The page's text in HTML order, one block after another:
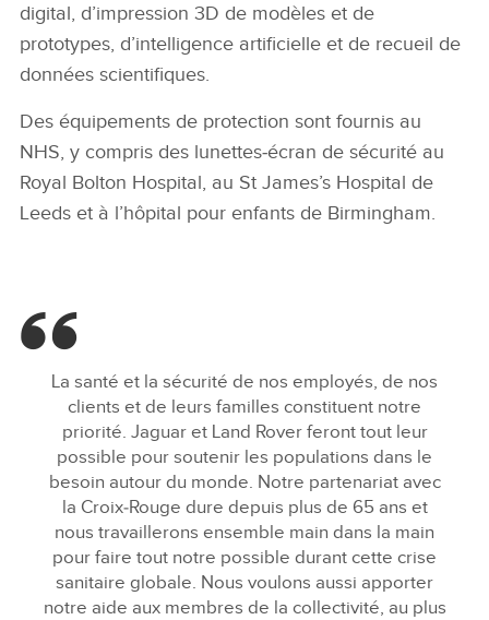
digital, d’impression 3D de modèles et de
prototypes, d’intelligence artificielle et de recueil de
données scientifiques.
Des équipements de protection sont fournis au
NHS, y compris des lunettes‑écran de sécurité au
Royal Bolton Hospital, au St James’s Hospital de
Leeds et à l’hôpital pour enfants de Birmingham.
La santé et la sécurité de nos employés, de nos
clients et de leurs familles constituent notre
priorité. Jaguar et Land Rover feront tout leur
possible pour soutenir les populations dans le
besoin autour du monde. Notre partenariat avec
la Croix‑Rouge dure depuis plus de 65 ans et
nous travaillerons ensemble main dans la main
pour faire tout notre possible durant cette crise
sanitaire globale. Nous voulons aussi apporter
notre aide aux membres de la collectivité, au plus